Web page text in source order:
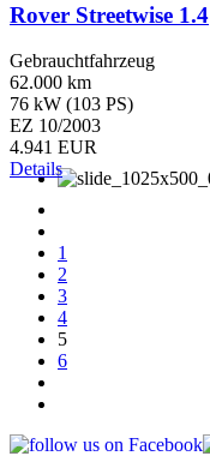
Rover Streetwise 1.4
Gebrauchtfahrzeug
62.000 km
76 kW (103 PS)
EZ 10/2003
4.941 EUR
Details
1
2
3
4
5
6